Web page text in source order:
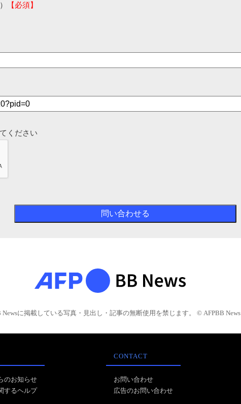
【必須】
ください
Newsに掲載している写真・見出し・記事の無断使用を禁じます。 © AFPBB News
のお知らせ
するヘルプ
CONTACT
お問い合わせ
広告のお問い合わせ